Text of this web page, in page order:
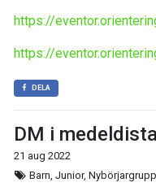
https://
https://
DELA
DM i
21 aug 2022
Barn, Junior,